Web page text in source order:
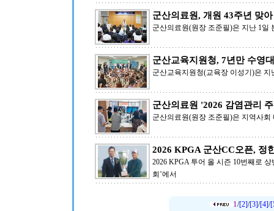
군산의료원, 개원 43주년 맞
군산의료원(원장 조준필)은 지난 1일
군산교육지원청, 7년만 수영
군산교육지원청(교육장 이성기)은
군산의료원 '2026 감염관리
군산의료원(원장 조준필)은 지역사
2026 KPGA 군산CC오픈, 정
2026 KPGA 투어 올 시즌 10번째로
회’에서
1/[2]/[3]/[4]/